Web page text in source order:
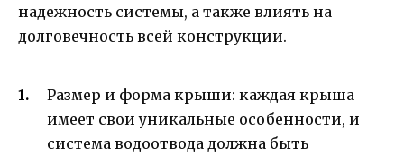
надежность системы, а также влиять на
долговечность всей конструкции.
Размер и форма крыши: каждая крыша
имеет свои уникальные особенности, и
система водоотвода должна быть